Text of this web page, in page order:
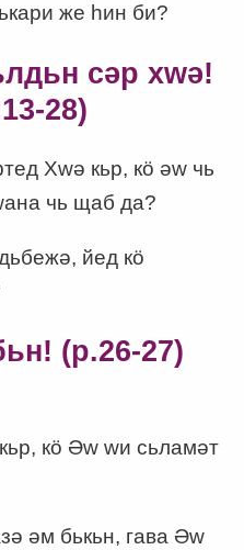
же һин би?
сәр хwә!
28)
Хwә кьр, кӧ әw чь
чь щаб да?
йед кӧ
(p.26-27)
кӧ Әw wи сьламәт
әм бькьн, гава Әw